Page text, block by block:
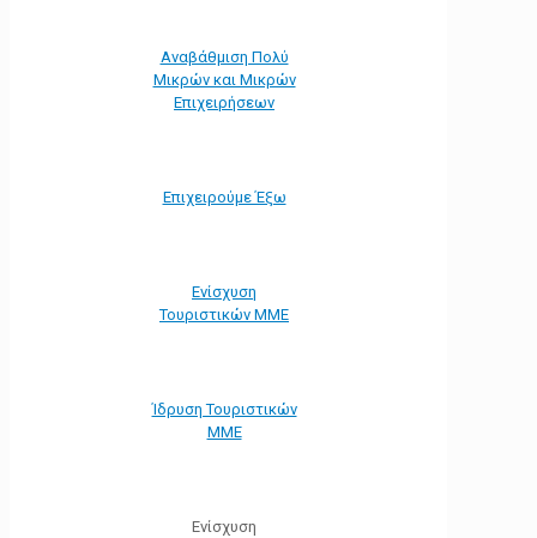
Αναβάθμιση Πολύ
Μικρών και Μικρών
Επιχειρήσεων
Επιχειρούμε Έξω
Ενίσχυση
Τουριστικών ΜΜΕ
Ίδρυση Τουριστικών
ΜΜΕ
Ενίσχυση